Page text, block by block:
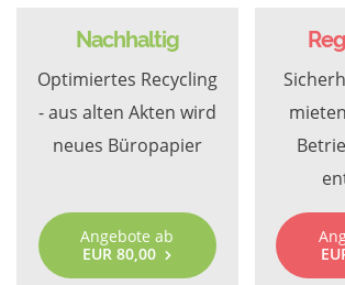
Nachhaltig
Optimiertes Recycling
- aus alten Akten wird
neues Büropapier
Angebote ab
EUR 80,00